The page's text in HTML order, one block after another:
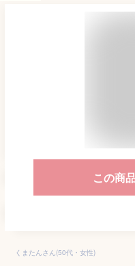
この商
くまたんさん(50代・女性)